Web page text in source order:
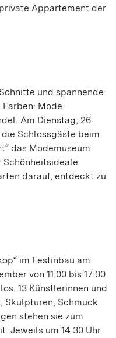
Appartement der
und spannende
Mode
Am Dienstag, 26.
die Schlossgäste beim
das Modemuseum
Schönheitsideale
darauf, entdeckt zu
im Festinbau am
von 11.00 bis 17.00
13 Künstlerinnen und
Skulpturen, Schmuck
stehen sie zum
Jeweils um 14.30 Uhr